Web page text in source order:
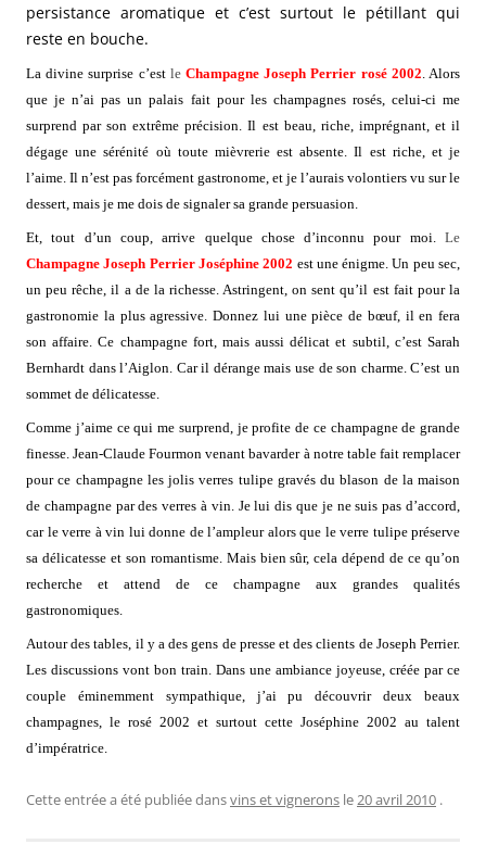
persistance aromatique et c’est surtout le pétillant qui
reste en bouche.
La divine surprise c’est leChampagne Joseph Perrier rosé 2002 . Alors
que je n’ai pas un palais fait pour les champagnes rosés, celui-ci me
surprend par son extrême précision. Il est beau, riche, imprégnant, et il
dégage une sérénité où toute mièvrerie est absente. Il est riche, et je
l’aime. Il n’est pas forcément gastronome, et je l’aurais volontiers vu sur le
dessert, mais je me dois de signaler sa grande persuasion.
Et, tout d’un coup, arrive quelque chose d’inconnu pour moi. Le
Champagne Joseph Perrier Joséphine 2002 est une énigme. Un peu sec,
un peu rêche, il a de la richesse. Astringent, on sent qu’il est fait pour la
gastronomie la plus agressive. Donnez lui une pièce de bœuf, il en fera
son affaire. Ce champagne fort, mais aussi délicat et subtil, c’est Sarah
Bernhardt dans l’Aiglon. Car il dérange mais use de son charme. C’est un
sommet de délicatesse.
Comme j’aime ce qui me surprend, je profite de ce champagne de grande
finesse. Jean-Claude Fourmon venant bavarder à notre table fait remplacer
pour ce champagne les jolis verres tulipe gravés du blason de la maison
de champagne par des verres à vin. Je lui dis que je ne suis pas d’accord,
car le verre à vin lui donne de l’ampleur alors que le verre tulipe préserve
sa délicatesse et son romantisme. Mais bien sûr, cela dépend de ce qu’on
recherche et attend de ce champagne aux grandes qualités
gastronomiques.
Autour des tables, il y a des gens de presse et des clients de Joseph Perrier.
Les discussions vont bon train. Dans une ambiance joyeuse, créée par ce
couple éminemment sympathique, j’ai pu découvrir deux beaux
champagnes, le rosé 2002 et surtout cette Joséphine 2002 au talent
d’impératrice.
Cette entrée a été publiée dansvins et vignerons le20 avril 2010 .